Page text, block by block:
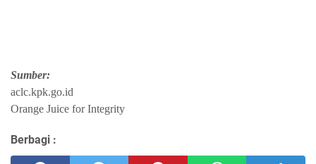
Sumber:
aclc.kpk.go.id
Orange Juice for Integrity
Berbagi :